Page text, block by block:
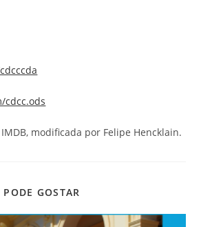
cdcc.ods
modificada por Felipe Hencklain.
GOSTAR